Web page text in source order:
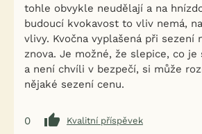
tohle obvykle neudělají a na
budoucí kvokavost to vliv nemá,
vlivy. Kvočna vyplašená při sezení
znova. Je možné, že slepice, co je
a není chvíli v bezpečí, si může
nějaké sezení cenu.
0
Kvalitní příspěvek